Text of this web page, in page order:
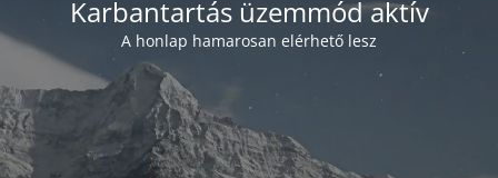
Karbantartás üzemmód aktív
A honlap hamarosan elérhető lesz